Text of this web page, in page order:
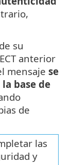
su
anterior
mensaje se
base de
de
las
y